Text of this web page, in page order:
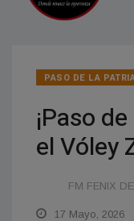
PASO DE LA
¡Paso
el Vóley
FM FENIX
17 Mayo, 2026